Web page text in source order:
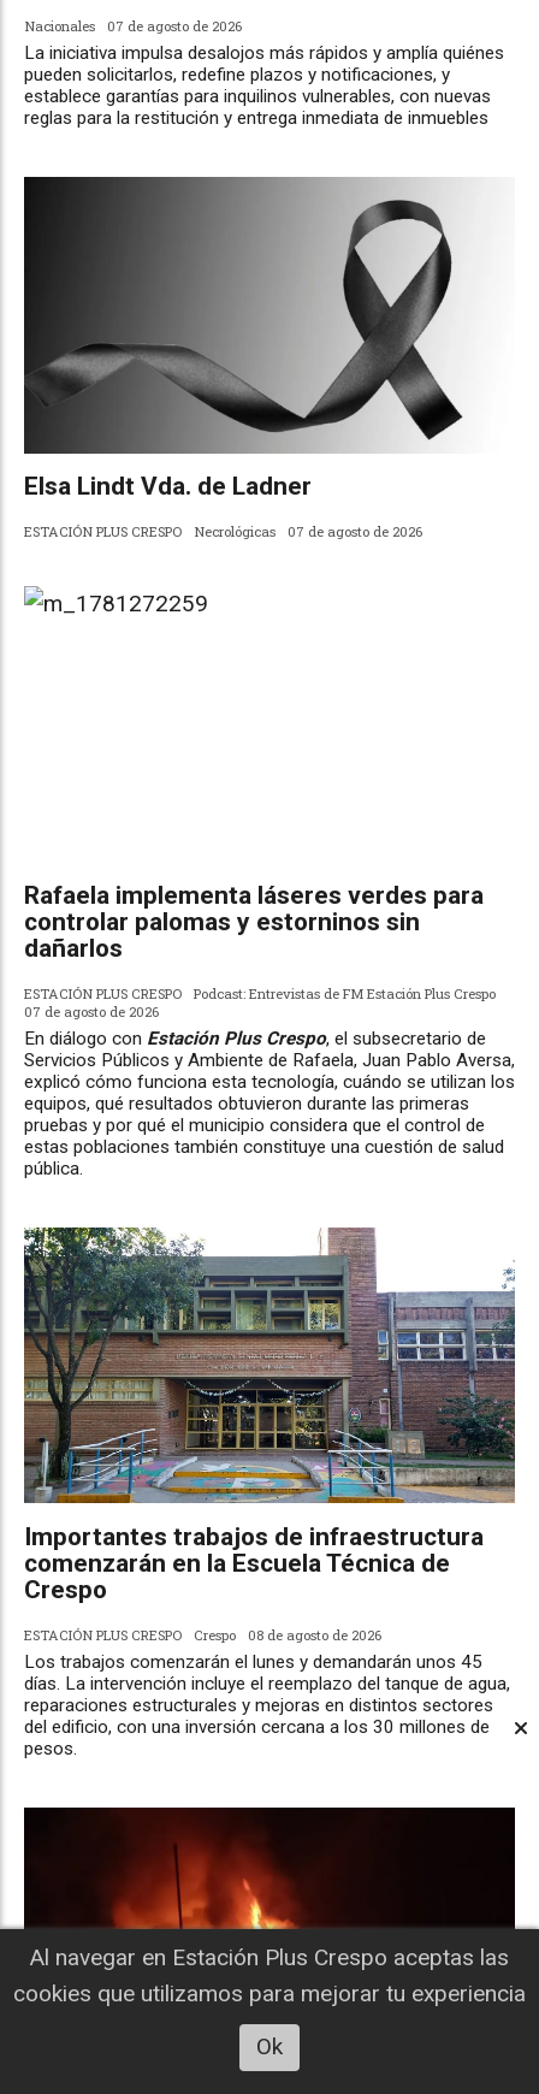
Nacionales 07 de agosto de 2026
La iniciativa impulsa desalojos más rápidos y amplía quiénes
pueden solicitarlos, redefine plazos y notificaciones, y
establece garantías para inquilinos vulnerables, con nuevas
reglas para la restitución y entrega inmediata de inmuebles
Elsa Lindt Vda. de Ladner
ESTACIÓN PLUS CRESPO Necrológicas 07 de agosto de 2026
Rafaela implementa láseres verdes para
controlar palomas y estorninos sin
dañarlos
ESTACIÓN PLUS CRESPO
Podcast: Entrevistas de FM Estación Plus Crespo
07 de agosto de 2026
En diálogo con Estación Plus Crespo, el subsecretario de
Servicios Públicos y Ambiente de Rafaela, Juan Pablo Aversa,
explicó cómo funciona esta tecnología, cuándo se utilizan los
equipos, qué resultados obtuvieron durante las primeras
pruebas y por qué el municipio considera que el control de
estas poblaciones también constituye una cuestión de salud
pública.
Importantes trabajos de infraestructura
comenzarán en la Escuela Técnica de
Crespo
ESTACIÓN PLUS CRESPO Crespo 08 de agosto de 2026
Los trabajos comenzarán el lunes y demandarán unos 45
días. La intervención incluye el reemplazo del tanque de agua,
reparaciones estructurales y mejoras en distintos sectores
del edificio, con una inversión cercana a los 30 millones de
pesos.
Al navegar en Estación Plus Crespo aceptas las
cookies que utilizamos para mejorar tu experiencia
Ok